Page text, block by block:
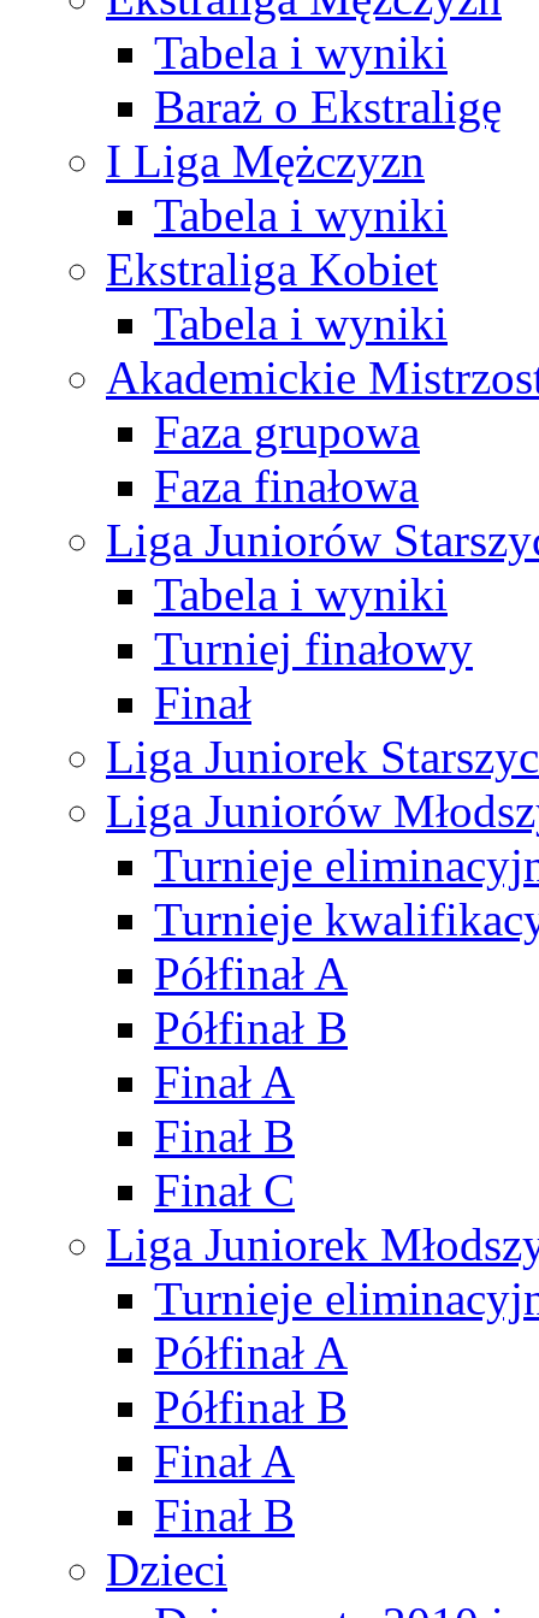
Tabela i wyniki
Baraż o Ekstraligę
I Liga Mężczyzn
Tabela i wyniki
Ekstraliga Kobiet
Tabela i wyniki
Akademickie
Faza grupowa
Faza finałowa
Liga Juniorów
Tabela i wyniki
Turniej finałowy
Finał
Liga Juniorek
Liga Juniorów
Turnieje
Turnieje
Półfinał A
Półfinał B
Finał A
Finał B
Finał C
Liga Juniorek
Turnieje
Półfinał A
Półfinał B
Finał A
Finał B
Dzieci